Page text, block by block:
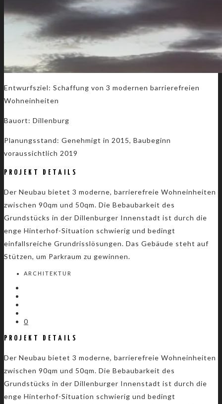
Entwurfsziel: Schaffung von 3 modernen barrierefreien
Wohneinheiten
Bauort: Dillenburg
Planungsstand: Genehmigt in 2015, Baubeginn
voraussichtlich 2019
PROJEKT DETAILS
Der Neubau bietet 3 moderne, barrierefreie Wohneinheiten
zwischen 90qm und 50qm. Die Bebaubarkeit des
Grundstücks in der Dillenburger Innenstadt ist durch die
enge Hinterhof-Situation schwierig und bedingt
einfallsreiche Grundrisslösungen. Das Gebäude steht auf
Stützen, um Parkraum zu gewinnen.
ARCHITEKTUR
0
PROJEKT DETAILS
Der Neubau bietet 3 moderne, barrierefreie Wohneinheiten
zwischen 90qm und 50qm. Die Bebaubarkeit des
Grundstücks in der Dillenburger Innenstadt ist durch die
enge Hinterhof-Situation schwierig und bedingt